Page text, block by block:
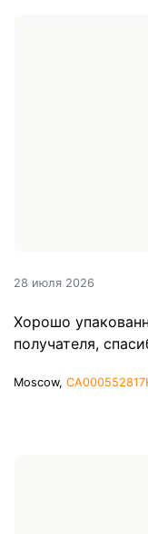
28 июля 2026
Хорошо
получателя,
Moscow,